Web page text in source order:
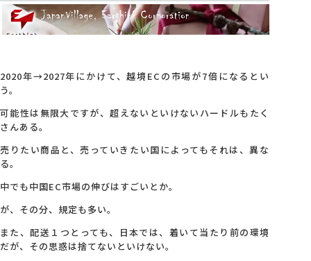
2020年→2027年にかけて、越境ECの市場が7倍になるとい
う。
可能性は無限大ですが、超えないといけないハードルもたく
さんある。
売りたい商品と、売っていきたい国によってもそれは、異な
る。
中でも中国EC市場の伸びはすごいとか。
が、その分、規定も多い。
また、配送１つとっても、日本では、着いて当たり前の環境
だが、その思惑は捨てないといけない。